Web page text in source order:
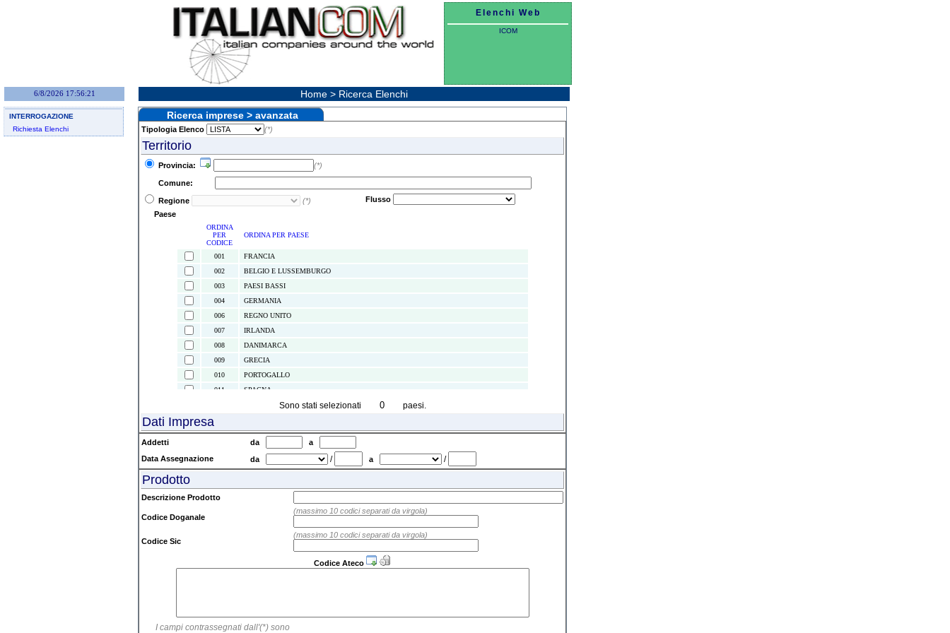
Elenchi Web
ICOM
6/8/2026 17:56:21 Home > Ricerca Elenchi
INTERROGAZIONE
Richiesta Elenchi
Ricerca imprese > avanzata
Tipologia Elenco (*)
Territorio
Provincia: (*)
Comune:
Regione (*)
Flusso
Paese
ORDINA
PER
CODICE
ORDINA PER PAESE
001
FRANCIA
002
BELGIO E LUSSEMBURGO
003
PAESI BASSI
004
GERMANIA
006
REGNO UNITO
007
IRLANDA
008
DANIMARCA
009
GRECIA
010
PORTOGALLO
011
SPAGNA
ISOLE CANARIE
024
ISLANDA
NORVEGIA
SVEZIA
LIECHTENSTEIN
ISOLE FAEROER
044
GIBILTERRA
052
TURCHIA
Sono stati selezionati paesi.
Dati Impresa
Addetti da
a
Data Assegnazione
da / a /
Prodotto
Descrizione Prodotto
Codice Doganale
(massimo 10 codici separati da virgola)
Codice Sic
(massimo 10 codici separati da virgola)
Codice Ateco
I campi contrassegnati dall'(*) sono